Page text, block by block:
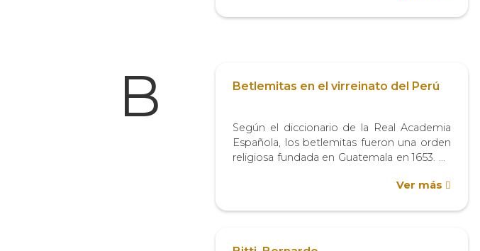
B Betlemitas en el virreinato del Perú
Según el diccionario de la Real Academia
Española, los betlemitas fueron una orden
religiosa fundada en Guatemala en 1653. La
Betancourt, originario de España. Otra
Ver más